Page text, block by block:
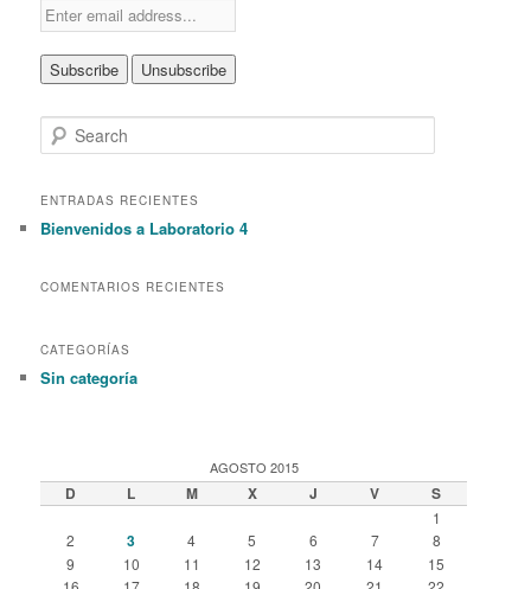
e
r
h
ENTRADAS RECIENTES
Bienvenidos a Laboratorio 4
COMENTARIOS RECIENTES
CATEGORÍAS
Sin categoría
AGOSTO 2015
D L M X J V S
1
2
3 4 5 6 7
8
9
10 11 12 13 14
15